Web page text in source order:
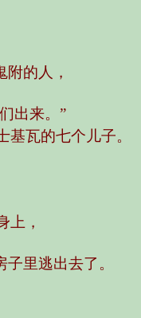
的人，
出来。”
瓦的七个儿子。
上，
里逃出去了。